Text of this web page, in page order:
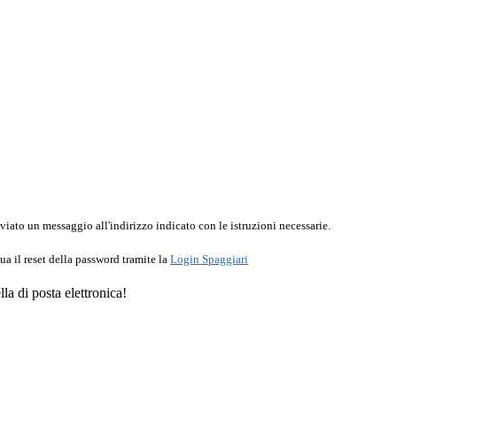
un messaggio all'indirizzo indicato con le istruzioni necessarie.
il reset della password tramite la Login Spaggiari
di posta elettronica!